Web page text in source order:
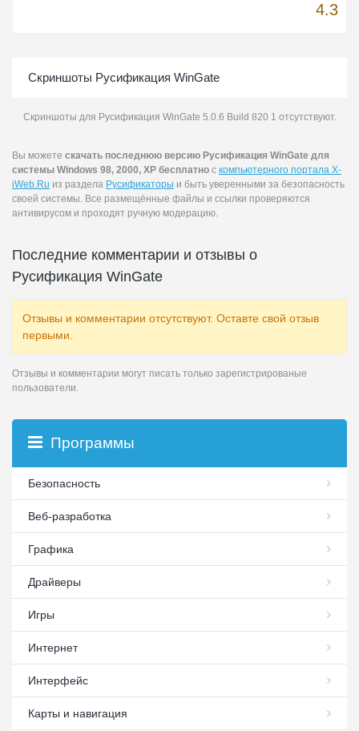
4.3
Скриншоты Русификация WinGate
Скриншоты для Русификация WinGate 5.0.6 Build 820 1 отсутствуют.
Вы можете скачать последнюю версию Русификация WinGate для
системы Windows 98, 2000, XP бесплатно с компьютерного портала X-
iWeb.Ru из раздела Русификаторы и быть уверенными за безопасность
своей системы. Все размещённые файлы и ссылки проверяются
антивирусом и проходят ручную модерацию.
Последние комментарии и отзывы о
Русификация WinGate
Отзывы и комментарии отсутствуют. Оставте свой отзыв
первыми.
Отзывы и комментарии могут писать только зарегистрированые
пользователи.
Программы
Безопасность
Веб-разработка
Графика
Драйверы
Игры
Интернет
Интерфейс
Карты и навигация